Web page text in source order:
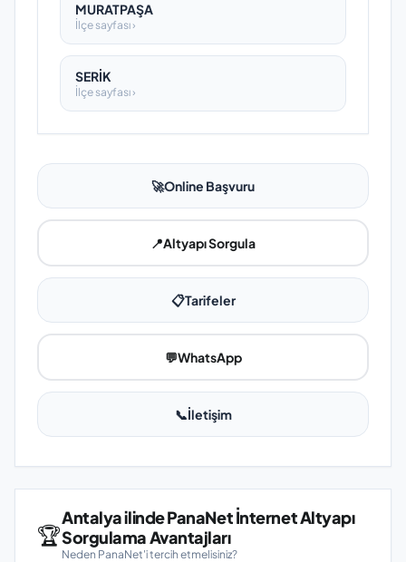
MURATPAŞA
İlçe sayfası ›
SERİK
İlçe sayfası ›
🚀Online Başvuru
📍Altyapı Sorgula
📋Tarifeler
💬WhatsApp
📞İletişim
🏆
Antalya ilinde PanaNet İnternet Altyapı
Sorgulama Avantajları
Neden PanaNet'i tercih etmelisiniz?